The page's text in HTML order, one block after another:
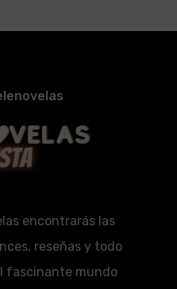
encontrarás las
reseñas y todo
fascinante mundo